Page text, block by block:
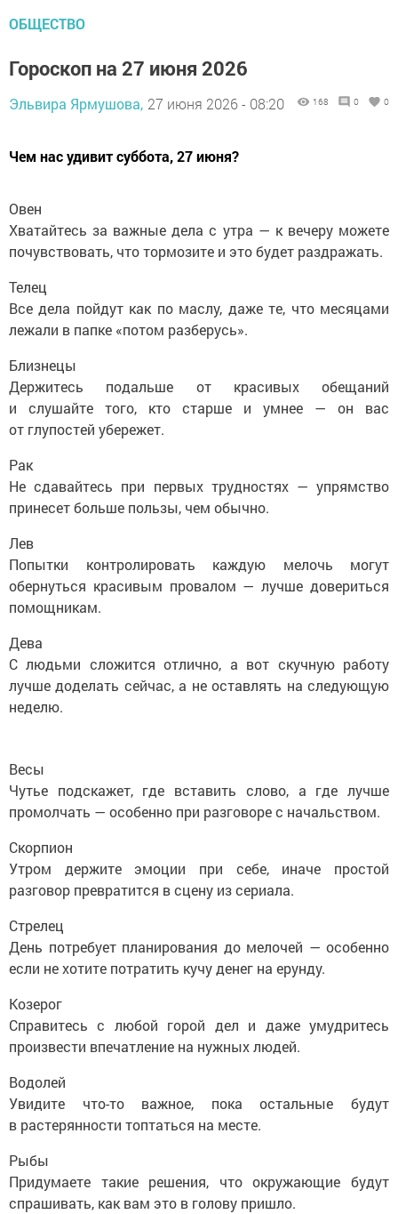
ОБЩЕСТВО
Гороскоп на 27 июня 2026
Эльвира Ярмушова, 27 июня 2026 - 08:20 168 0 0
Чем нас удивит суббота, 27 июня?
Овен
Хватайтесь за важные дела с утра — к вечеру можете
почувствовать, что тормозите и это будет раздражать.
Телец
Все дела пойдут как по маслу, даже те, что месяцами
лежали в папке «потом разберусь».
Близнецы
Держитесь подальше от красивых обещаний
и слушайте того, кто старше и умнее — он вас
от глупостей убережет.
Рак
Не сдавайтесь при первых трудностях — упрямство
принесет больше пользы, чем обычно.
Лев
Попытки контролировать каждую мелочь могут
обернуться красивым провалом — лучше довериться
помощникам.
Дева
С людьми сложится отлично, а вот скучную работу
лучше доделать сейчас, а не оставлять на следующую
неделю.
Весы
Чутье подскажет, где вставить слово, а где лучше
промолчать — особенно при разговоре с начальством.
Скорпион
Утром держите эмоции при себе, иначе простой
разговор превратится в сцену из сериала.
Стрелец
День потребует планирования до мелочей — особенно
если не хотите потратить кучу денег на ерунду.
Козерог
Справитесь с любой горой дел и даже умудритесь
произвести впечатление на нужных людей.
Водолей
Увидите что-то важное, пока остальные будут
в растерянности топтаться на месте.
Рыбы
Придумаете такие решения, что окружающие будут
спрашивать, как вам это в голову пришло.